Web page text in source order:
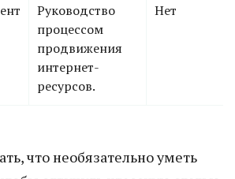
Руководство
процессом
продвижения
интернет-
ресурсов.
Нет
что необязательно уметь